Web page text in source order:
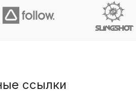
ссылки